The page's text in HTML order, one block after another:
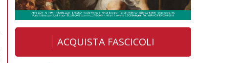
ACQUISTA FASCICOLI